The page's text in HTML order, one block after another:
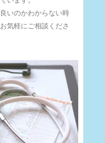
いのかわからない時
気軽にご相談くださ